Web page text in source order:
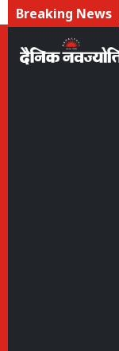
Breaking News